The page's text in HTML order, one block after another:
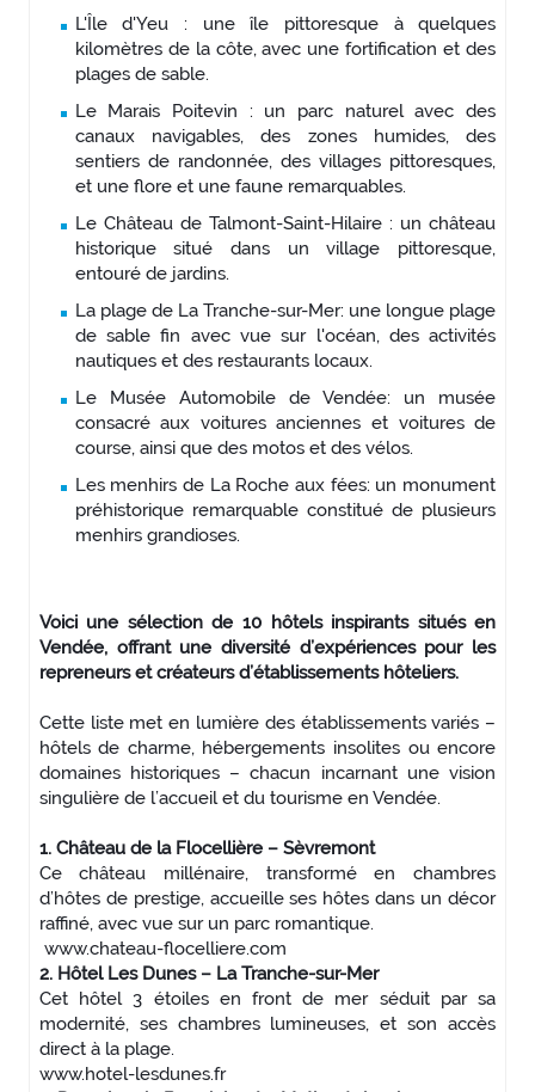
L'Île d'Yeu : une île pittoresque à quelques
kilomètres de la côte, avec une fortification et des
plages de sable.
Le Marais Poitevin : un parc naturel avec des
canaux navigables, des zones humides, des
sentiers de randonnée, des villages pittoresques,
et une flore et une faune remarquables.
Le Château de Talmont-Saint-Hilaire : un château
historique situé dans un village pittoresque,
entouré de jardins.
La plage de La Tranche-sur-Mer: une longue plage
de sable fin avec vue sur l'océan, des activités
nautiques et des restaurants locaux.
Le Musée Automobile de Vendée: un musée
consacré aux voitures anciennes et voitures de
course, ainsi que des motos et des vélos.
Les menhirs de La Roche aux fées: un monument
préhistorique remarquable constitué de plusieurs
menhirs grandioses.
Voici une sélection de 10 hôtels inspirants situés en
Vendée, offrant une diversité d’expériences pour les
repreneurs et créateurs d’établissements hôteliers.
Cette liste met en lumière des établissements variés –
hôtels de charme, hébergements insolites ou encore
domaines historiques – chacun incarnant une vision
singulière de l’accueil et du tourisme en Vendée.
1. Château de la Flocellière – Sèvremont
Ce château millénaire, transformé en chambres
d’hôtes de prestige, accueille ses hôtes dans un décor
raffiné, avec vue sur un parc romantique.
www.chateau-flocelliere.com
2. Hôtel Les Dunes – La Tranche-sur-Mer
Cet hôtel 3 étoiles en front de mer séduit par sa
modernité, ses chambres lumineuses, et son accès
direct à la plage.
www.hotel-lesdunes.fr